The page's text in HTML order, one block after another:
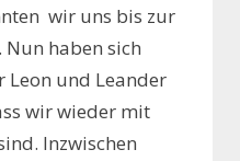
wir uns bis zur
haben sich
Leon und Leander
wir wieder mit
Inzwischen